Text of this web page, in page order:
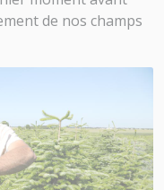
de nos champs